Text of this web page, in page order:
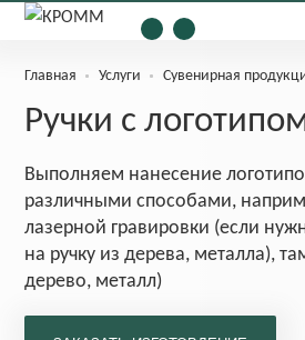
Главная Услуги Сувенирная
Ручки с
Выполняем нанесение
различными способами,
лазерной гравировки (если
на ручку из дерева, металла),
дерево, металл)